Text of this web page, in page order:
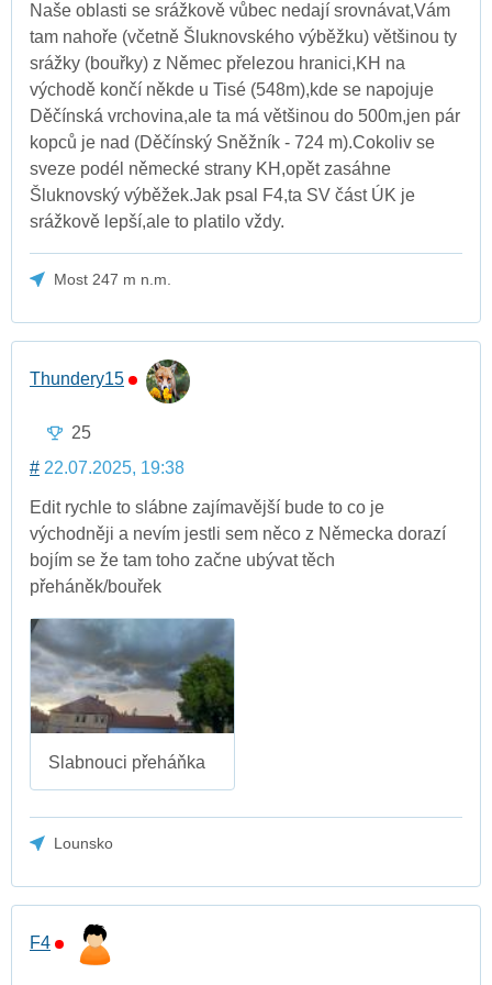
Naše oblasti se srážkově vůbec nedají srovnávat,Vám
tam nahoře (včetně Šluknovského výběžku) většinou ty
srážky (bouřky) z Němec přelezou hranici,KH na
východě končí někde u Tisé (548m),kde se napojuje
Děčínská vrchovina,ale ta má většinou do 500m,jen pár
kopců je nad (Děčínský Sněžník - 724 m).Cokoliv se
sveze podél německé strany KH,opět zasáhne
Šluknovský výběžek.Jak psal F4,ta SV část ÚK je
srážkově lepší,ale to platilo vždy.
Most 247 m n.m.
Thundery15
25
# 22.07.2025, 19:38
Edit rychle to slábne zajímavější bude to co je
východněji a nevím jestli sem něco z Německa dorazí
bojím se že tam toho začne ubývat těch
přeháněk/bouřek
Slabnouci přeháňka
Lounsko
F4